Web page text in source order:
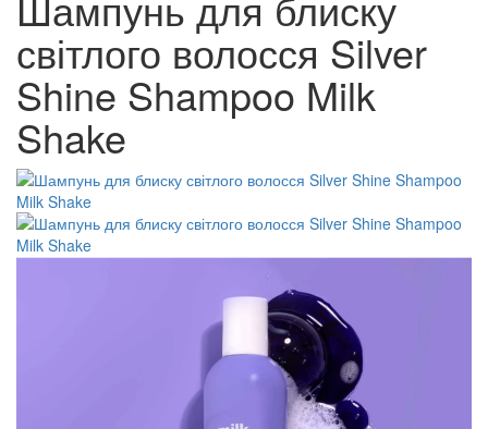
світлого волосся Silver
Shine Shampoo Milk
Shake